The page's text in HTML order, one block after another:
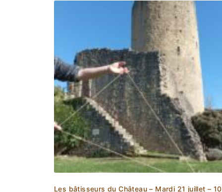
Les bâtisseurs du Château – Mardi 21 juillet –